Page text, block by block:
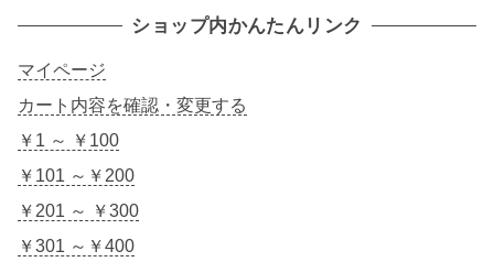
ショップ内かんたんリンク
マイページ
カート内容を確認・変更する
￥1 ～ ￥100
￥101 ～￥200
￥201 ～ ￥300
￥301 ～￥400